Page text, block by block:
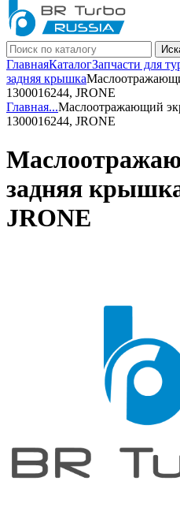
ГлавнаяКаталогЗапчасти для
задняя крышка
1300016244, JRONE
Главная...Маслоотражающий
1300016244, JRONE
задняя
JRONE